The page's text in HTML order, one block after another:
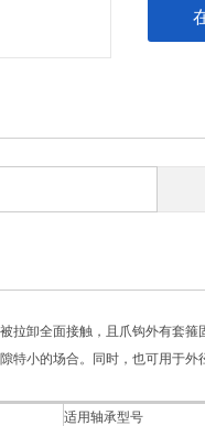
拉卸全面接触，且爪钩外有套
小的场合。同时，也可用于外
适用轴承型号